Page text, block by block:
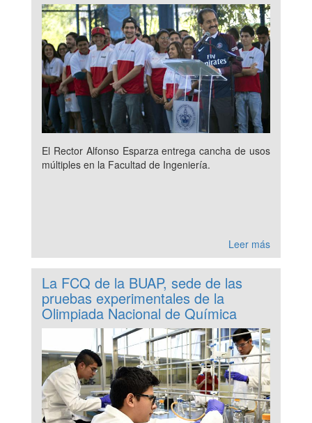
El Rector Alfonso Esparza entrega cancha de usos
múltiples en la Facultad de Ingeniería.
Leer más
La FCQ de la BUAP, sede de las
pruebas experimentales de la
Olimpiada Nacional de Química